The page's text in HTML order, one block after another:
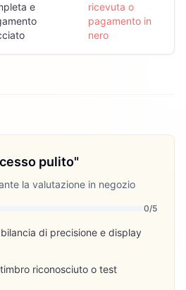
e
ricevuta o
pagamento in
nero
pulito"
la valutazione in negozio
0/5
di precisione e display
riconosciuto o test